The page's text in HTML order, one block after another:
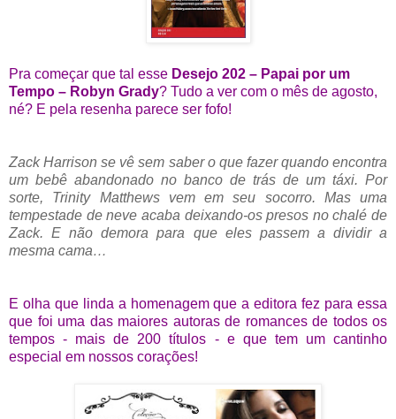
Pra começar que tal esse Desejo 202 – Papai por um
Tempo – Robyn Grady? Tudo a ver com o mês de agosto,
né? E pela resenha parece ser fofo!
Zack Harrison se vê sem saber o que fazer quando encontra
um bebê abandonado no banco de trás de um táxi. Por
sorte, Trinity Matthews vem em seu socorro. Mas uma
tempestade de neve acaba deixando-os presos no chalé de
Zack. E não demora para que eles passem a dividir a
mesma cama…
E olha que linda a homenagem que a editora fez para essa
que foi uma das maiores autoras de romances de todos os
tempos - mais de 200 títulos - e que tem um cantinho
especial em nossos corações!